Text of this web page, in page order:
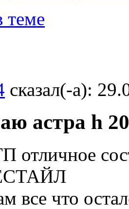
теме
сказал(-а):
астра h
отличное
все что